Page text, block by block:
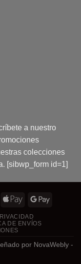
a nuestro
colecciones
[sibwp_form id=1]
DE ENVÍOS
por NovaWebly -